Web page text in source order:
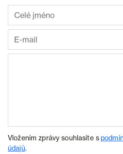
Vložením zprávy souhlasíte s
údajů.